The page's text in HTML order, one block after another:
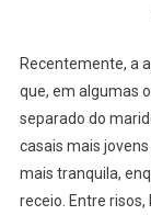
Recentemente, a
que, em algumas
separado do
casais mais
mais tranquila,
receio. Entre